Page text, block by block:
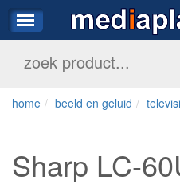
home beeld en geluid
Sharp LC-